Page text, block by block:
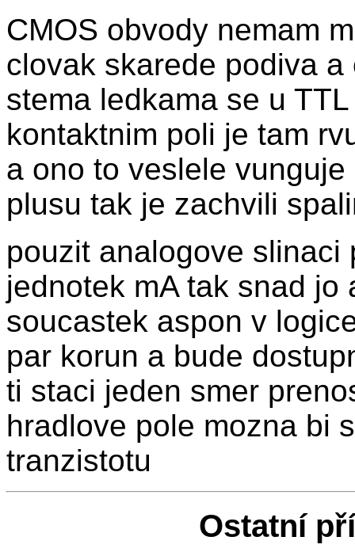
CMOS obvody nemam
clovak skarede podiva
stema ledkama se u
kontaktnim poli je tam
a ono to veslele
plusu tak je zachvili
pouzit analogove
jednotek mA tak snad
soucastek aspon v
par korun a bude
ti staci jeden smer
hradlove pole mozna bi
tranzistotu
Ostatní